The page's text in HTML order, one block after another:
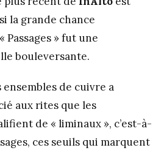
la grande chance
Passages » fut une
bouleversante.
de cuivre a
aux rites que les
de « liminaux », c’est-à-
ces seuils qui marquent